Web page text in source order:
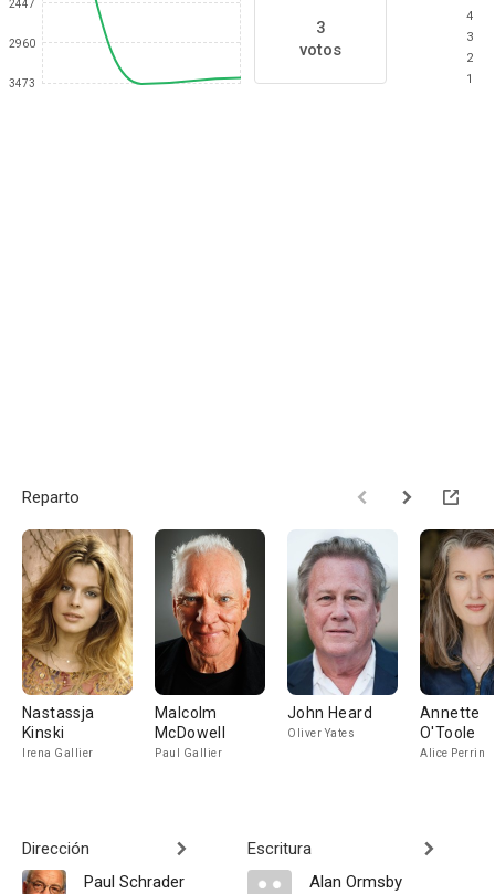
2447
2960
3473
3
votos
4
3
2
1
Reparto
Nastassja
Kinski
Irena Gallier
Malcolm
McDowell
Paul Gallier
John Heard
Oliver Yates
Annette
O'Toole
Alice Perrin
Dirección
Paul Schrader
Escritura
Alan Ormsby